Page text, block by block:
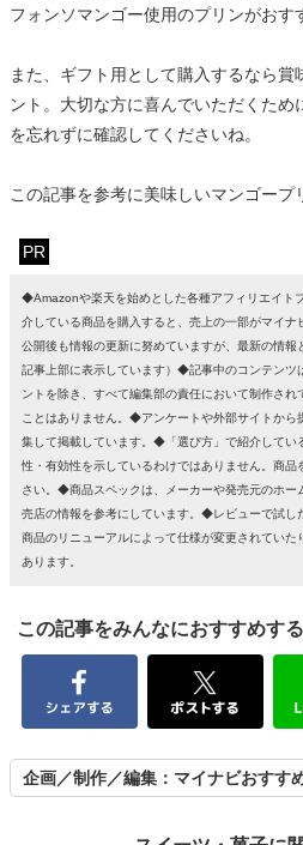
フォンソマンゴー使用のプリンがおす
また、ギフト用として購入するなら賞
ント。大切な方に喜んでいただくた
を忘れずに確認してくださいね。
この記事を参考に美味しいマンゴープ
PR
◆Amazonや楽天を始めとした各種アフィリエイト
介している商品を購入すると、売上の一部がマイ
公開後も情報の更新に努めていますが、最新の情
記事上部に表示しています）◆記事中のコンテンツ
ントを除き、すべて編集部の責任において制作さ
ことはありません。◆アンケートや外部サイトから
集して掲載しています。◆「選び方」で紹介してい
性・有効性を示しているわけではありません。商
さい。◆商品スペックは、メーカーや発売元のホー
売店の情報を参考にしています。◆レビューで試し
商品のリニューアルによって仕様が変更されてい
あります。
この記事をみんなにおすすめする
企画／制作／編集：マイナビおすす